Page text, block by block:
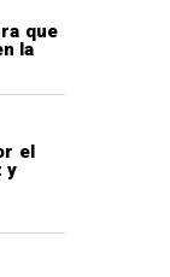
que
la
el
y